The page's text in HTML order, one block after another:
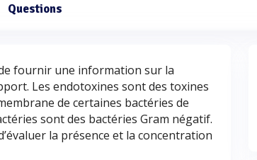
Questions
fournir une information sur la
Les endotoxines sont des toxines
de certaines bactéries de
sont des bactéries Gram négatif.
la présence et la concentration